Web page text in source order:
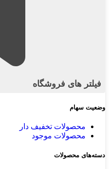
فیلتر های فروشگاه
وضعیت سهام
محصولات تخفیف دار
محصولات موجود
دسته‌های محصولات